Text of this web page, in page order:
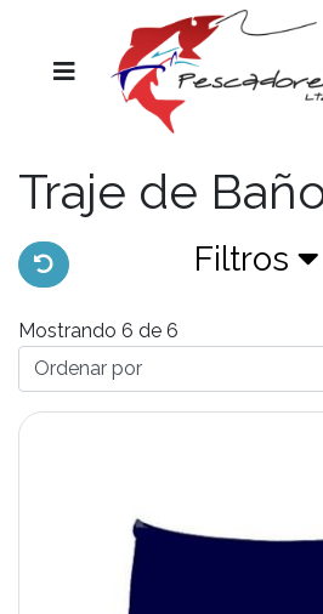
Traje de
Filtros
Mostrando 6 de 6